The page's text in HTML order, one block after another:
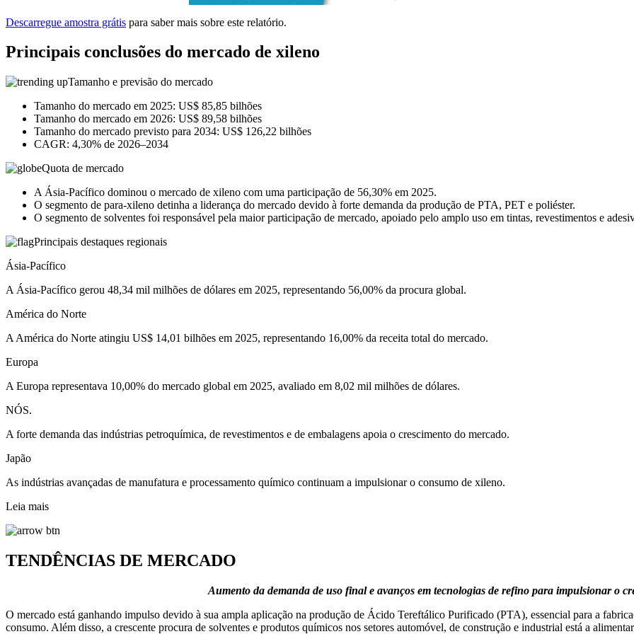
Descarregue amostra grátis para saber mais sobre este relatório.
Principais conclusões do mercado de xileno
Tamanho e previsão do mercado
Tamanho do mercado em 2025: US$ 85,85 bilhões
Tamanho do mercado em 2026: US$ 89,58 bilhões
Tamanho do mercado previsto para 2034: US$ 126,22 bilhões
CAGR: 4,30% de 2026–2034
Quota de mercado
A Ásia-Pacífico dominou o mercado de xileno com uma participação de 56,30% em 2025.
O segmento de para-xileno detinha a liderança do mercado devido à forte demanda da produção de PTA, PET e poliéster.
O segmento de solventes foi responsável pela maior participação de mercado, apoiado pelo amplo uso em tintas, revestimentos e
Principais destaques regionais
Ásia-Pacífico
A Ásia-Pacífico gerou 48,34 mil milhões de dólares em 2025, representando 56,00% da procura global.
América do Norte
A América do Norte atingiu US$ 14,01 bilhões em 2025, representando 16,00% da receita total do mercado.
Europa
A Europa representava 10,00% do mercado global em 2025, avaliado em 8,02 mil milhões de dólares.
NÓS.
A forte demanda das indústrias petroquímica, de revestimentos e de embalagens apoia o crescimento do mercado.
Japão
As indústrias avançadas de manufatura e processamento químico continuam a impulsionar o consumo de xileno.
Leia mais
TENDÊNCIAS DE MERCADO
Aumento da demanda de uso final e avanços em tecnologias de refino para impulsionar o
O mercado está ganhando impulso devido à sua ampla aplicação na produção de Ácido Tereftálico Purificado (PTA), essencial para a
consumo. Além disso, a crescente procura de solventes e produtos químicos nos setores automóvel, de construção e industrial está a